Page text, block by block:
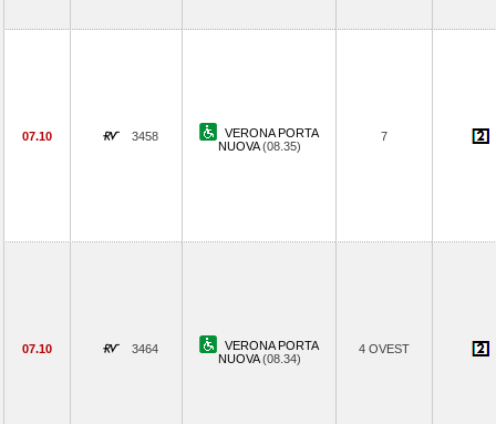
07.10 3458
VERONA PORTA
NUOVA(08.35)
7
07.10 3464
VERONA PORTA
NUOVA(08.34)
4 OVEST